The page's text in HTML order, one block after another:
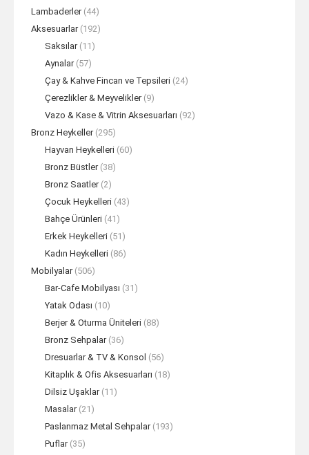
Lambaderler (44)
Aksesuarlar (192)
Saksılar (11)
Aynalar (57)
Çay & Kahve Fincan ve Tepsileri (24)
Çerezlikler & Meyvelikler (9)
Vazo & Kase & Vitrin Aksesuarları (92)
Bronz Heykeller (295)
Hayvan Heykelleri (60)
Bronz Büstler (38)
Bronz Saatler (2)
Çocuk Heykelleri (43)
Bahçe Ürünleri (41)
Erkek Heykelleri (51)
Kadın Heykelleri (86)
Mobilyalar (506)
Bar-Cafe Mobilyası (31)
Yatak Odası (10)
Berjer & Oturma Üniteleri (88)
Bronz Sehpalar (36)
Dresuarlar & TV & Konsol (56)
Kitaplık & Ofis Aksesuarları (18)
Dilsiz Uşaklar (11)
Masalar (21)
Paslanmaz Metal Sehpalar (193)
Puflar (35)